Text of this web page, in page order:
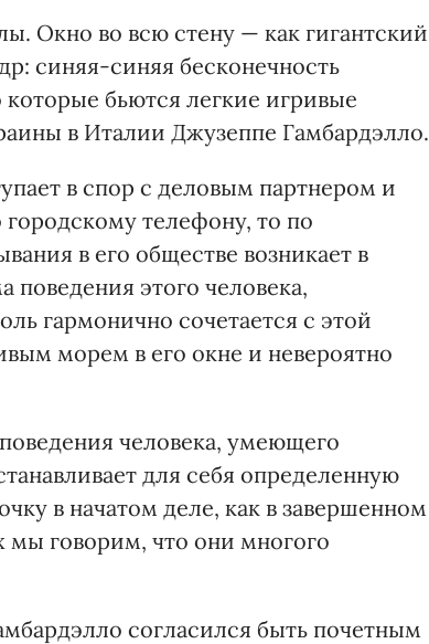
Окно во всю стену — как гигантский
синяя-синяя бесконечность
бьются легкие игривые
в Италии Джузеппе Гамбардэлло.
в спор с деловым партнером и
городскому телефону, то по
в его обществе возникает в
поведения этого человека,
гармонично сочетается с этой
морем в его окне и невероятно
человека, умеющего
для себя определенную
в начатом деле, как в завершенном
говорим, что они многого
согласился быть почетным